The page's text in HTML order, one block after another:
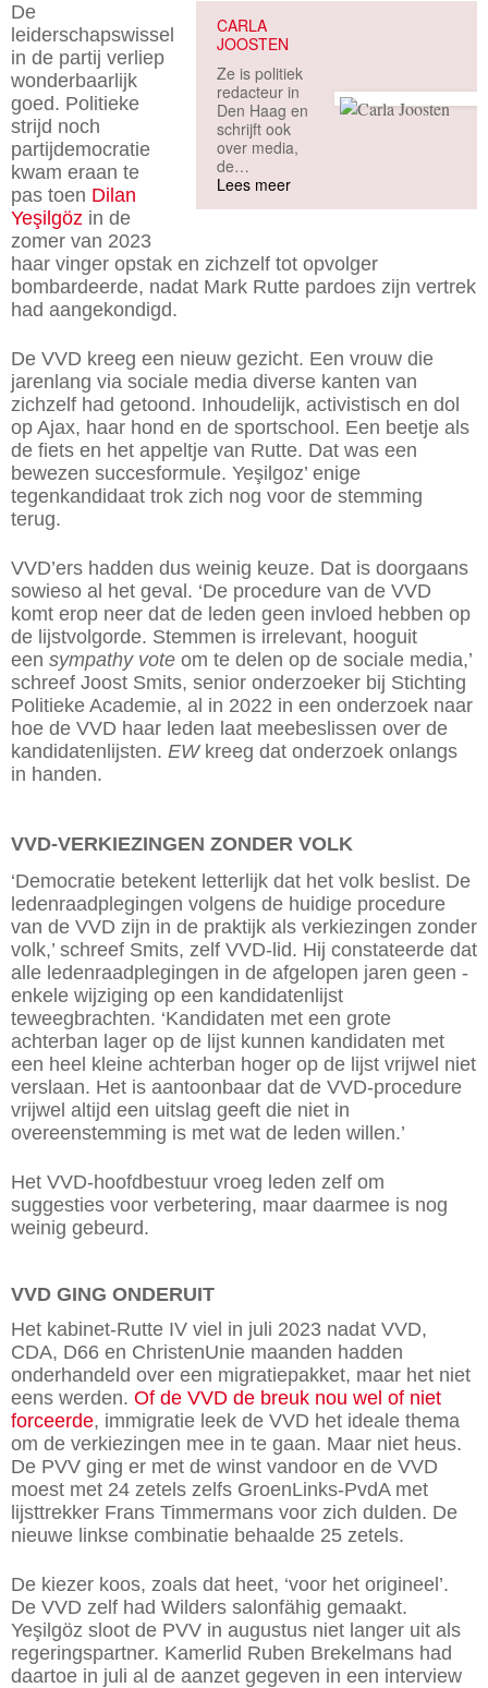
CARLA
JOOSTEN
Ze is politiek
redacteur in
Den Haag en
schrijft ook
over media,
de
veranderende
koningshuis.
Lees meer
De
leiderschapswissel
in de partij verliep
wonderbaarlijk
goed. Politieke
strijd noch
partijdemocratie
kwam eraan te
pas toen Dilan
Yeşilgöz in de
zomer van 2023
haar vinger opstak en zichzelf tot opvolger
bombardeerde, nadat Mark Rutte pardoes zijn vertrek
had aangekondigd.
De VVD kreeg een nieuw gezicht. Een vrouw die
jarenlang via sociale media ­diverse kanten van
zichzelf had getoond. Inhoudelijk, activistisch en dol
op Ajax, haar hond en de sportschool. Een beetje als
de fiets en het appeltje van Rutte. Dat was een
bewezen succesformule. Yeşil­goz’ enige
tegenkandidaat trok zich nog voor de stemming
terug.
VVD’ers hadden dus weinig keuze. Dat is doorgaans
sowieso al het geval. ‘De procedure van de VVD
komt erop neer dat de leden geen invloed hebben op
de lijstvolgorde. Stemmen is irrelevant, hooguit
een sympathy vote om te delen op de sociale media,’
schreef Joost Smits, senior onderzoeker bij Stichting
Politieke Academie, al in 2022 in een onderzoek naar
hoe de VVD haar leden laat meebeslissen over de
kandidatenlijsten. EW kreeg dat onderzoek onlangs
in handen.
VVD-VERKIEZINGEN ZONDER VOLK
‘Democratie betekent letterlijk dat het volk beslist. De
ledenraadplegingen volgens de huidige procedure
van de VVD zijn in de praktijk als verkiezingen zonder
volk,’ schreef Smits, zelf VVD-lid. Hij constateerde dat
alle ledenraad­plegingen in de afgelopen jaren geen ­
enkele wijziging op een kandidatenlijst
teweegbrachten. ‘Kandidaten met een grote
achterban lager op de lijst kunnen kandidaten met
een heel kleine achterban hoger op de lijst vrijwel niet
verslaan. Het is aantoonbaar dat de VVD-procedure
vrijwel altijd een uitslag geeft die niet in
overeenstemming is met wat de leden willen.’
Het VVD-hoofdbestuur vroeg leden zelf om
suggesties voor verbetering, maar daarmee is nog
weinig gebeurd.
VVD GING ONDERUIT
Het kabinet-Rutte IV viel in juli 2023 nadat VVD,
CDA, D66 en ChristenUnie maanden hadden
onderhandeld over een migratiepakket, maar het niet
eens werden. Of de VVD de breuk nou wel of niet
forceerde, immigratie leek de VVD het ideale thema
om de verkiezingen mee in te gaan. Maar niet heus.
De PVV ging er met de winst vandoor en de VVD
moest met 24 zetels zelfs GroenLinks-PvdA met
lijsttrekker Frans Timmermans voor zich dulden. De
nieuwe linkse combinatie behaalde 25 zetels.
De kiezer koos, zoals dat heet, ‘voor het origineel’.
De VVD zelf had Wilders salonfähig gemaakt.
Yeşilgöz sloot de PVV in augustus niet langer uit als
regeringspartner. Kamerlid Ruben Brekelmans had
daartoe in juli al de aanzet gegeven in een interview